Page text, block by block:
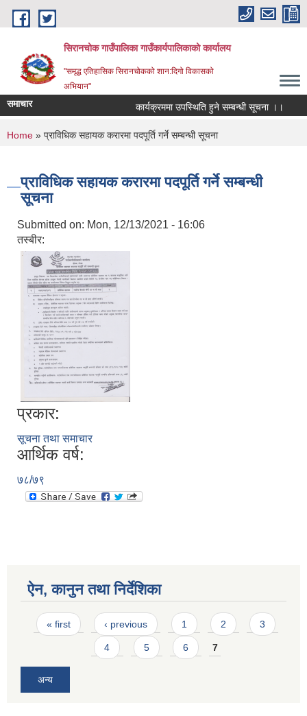
Skip to main content
सिरानचोक गाउँपालिका गाउँकार्यपालिकाको कार्यालय
"समृद्ध एतिहासिक सिरानचोकको शान:दिगो विकासको
अभियान"
समाचार कार्यक्रममा उपस्थिति हुने सम्बन्धी सूचना ।।
You are here
Home » प्राविधिक सहायक करारमा पदपूर्ति गर्ने सम्बन्धी सूचना
प्राविधिक सहायक करारमा पदपूर्ति गर्ने सम्बन्धी
सूचना
Submitted on: Mon, 12/13/2021 - 16:06
तस्बीर:
प्रकार:
सूचना तथा समाचार
आर्थिक वर्ष:
७८/७९
ऐन, कानुन तथा निर्देशिका
Pages
« first ‹ previous 1 2 3
4 5 6 7
अन्य